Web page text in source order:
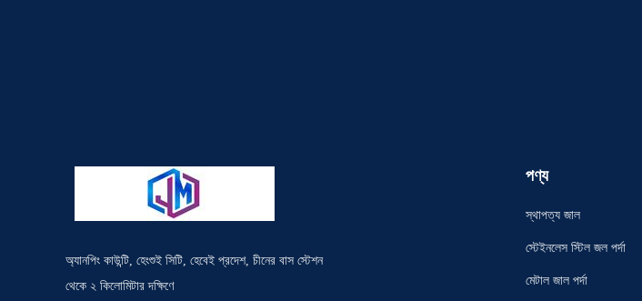
অ্যানপিং কাউন্টি, হেংশুই সিটি, হেবেই প্রদেশ, চীনের বাস স্টেশন
থেকে ২ কিলোমিটার দক্ষিণে
পণ্য
স্থাপত্য জাল
স্টেইনলেস স্টিল জল পর্দা
মেটাল জাল পর্দা